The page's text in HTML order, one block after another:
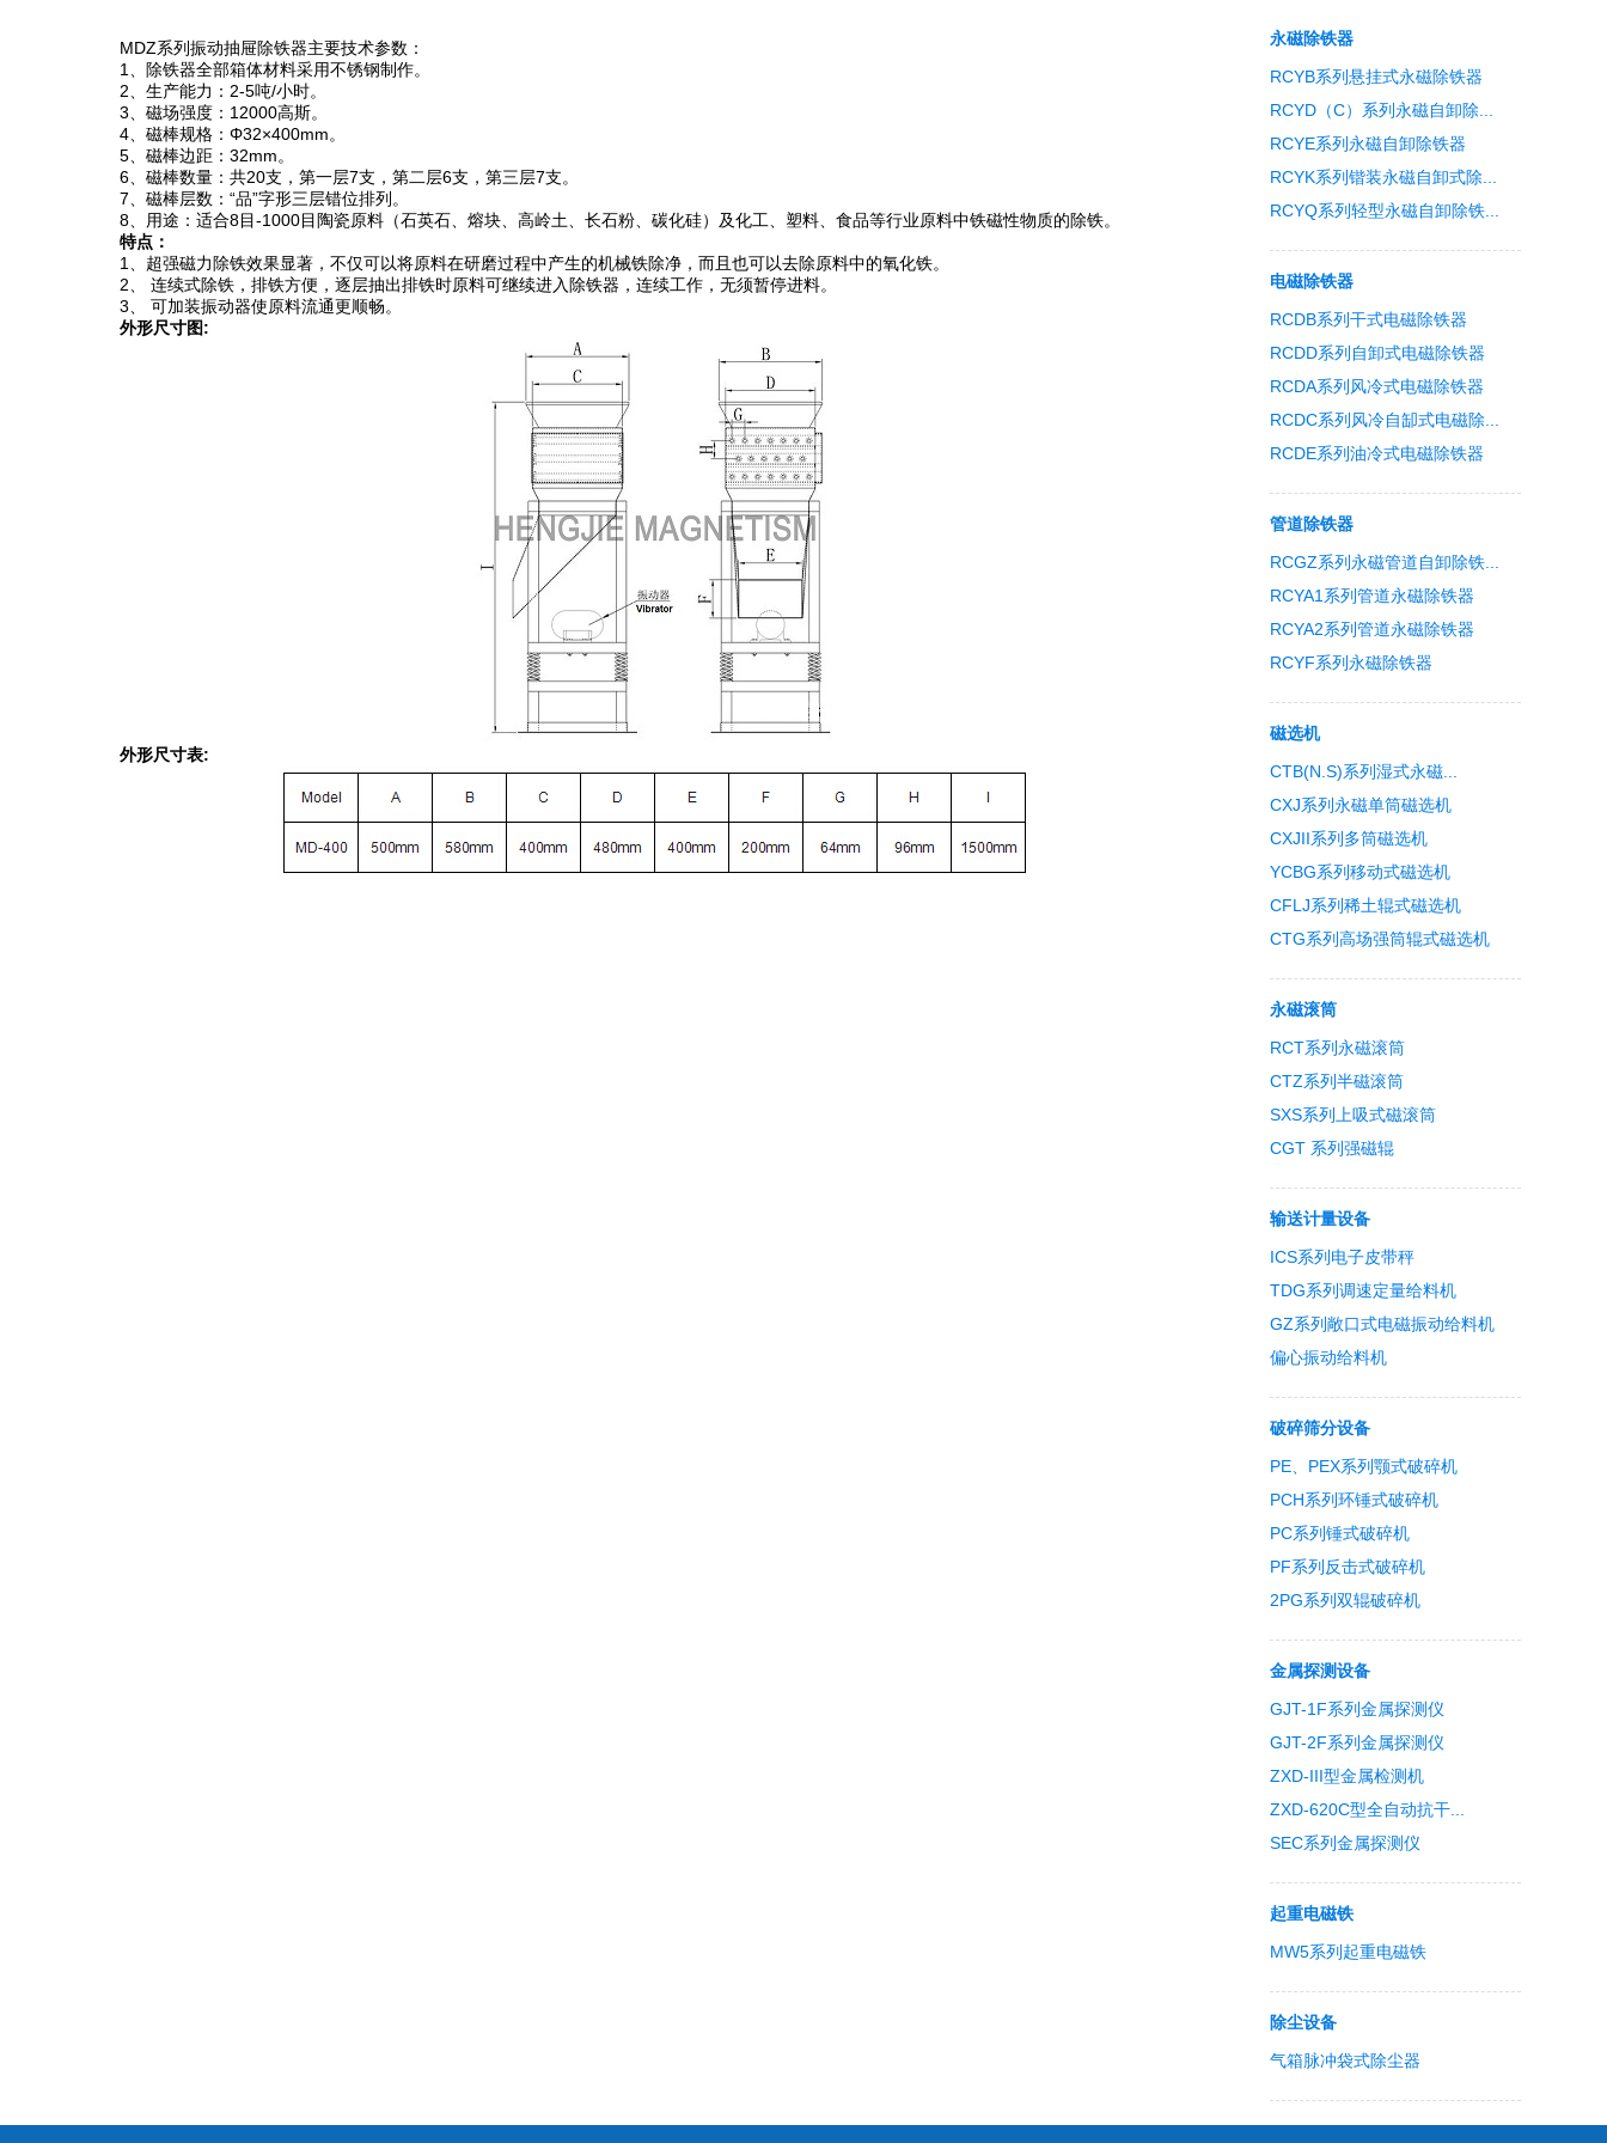
MDZ系列振动抽屉除铁器主要技术参数：
1、除铁器全部箱体材料采用不锈钢制作。
2、生产能力：2-5吨/小时。
3、磁场强度：12000高斯。
4、磁棒规格：Φ32×400mm。
5、磁棒边距：32mm。
6、磁棒数量：共20支，第一层7支，第二层6支，第三层7支。
7、磁棒层数：“品”字形三层错位排列。
8、用途：适合8目-1000目陶瓷原料（石英石、熔块、高岭土、长石粉、碳化硅）及化工、塑料、食品等行业原料中铁磁性物质的除铁。
特点：
1、超强磁力除铁效果显著，不仅可以将原料在研磨过程中产生的机械铁除净，而且也可以去除原料中的氧化铁。
2、 连续式除铁，排铁方便，逐层抽出排铁时原料可继续进入除铁器，连续工作，无须暂停进料。
3、 可加装振动器使原料流通更顺畅。
外形尺寸图:
外形尺寸表:
永磁除铁器
RCYB系列悬挂式永磁除铁器
RCYD（C）系列永磁自卸除...
RCYE系列永磁自卸除铁器
RCYK系列锴装永磁自卸式除...
RCYQ系列轻型永磁自卸除铁...
电磁除铁器
RCDB系列干式电磁除铁器
RCDD系列自卸式电磁除铁器
RCDA系列风冷式电磁除铁器
RCDC系列风冷自缷式电磁除...
RCDE系列油冷式电磁除铁器
管道除铁器
RCGZ系列永磁管道自卸除铁...
RCYA1系列管道永磁除铁器
RCYA2系列管道永磁除铁器
RCYF系列永磁除铁器
磁选机
CTB(N.S)系列湿式永磁...
CXJ系列永磁单筒磁选机
CXJII系列多筒磁选机
YCBG系列移动式磁选机
CFLJ系列稀土辊式磁选机
CTG系列高场强筒辊式磁选机
永磁滚筒
RCT系列永磁滚筒
CTZ系列半磁滚筒
SXS系列上吸式磁滚筒
CGT 系列强磁辊
输送计量设备
ICS系列电子皮带秤
TDG系列调速定量给料机
GZ系列敞口式电磁振动给料机
偏心振动给料机
破碎筛分设备
PE、PEX系列颚式破碎机
PCH系列环锤式破碎机
PC系列锤式破碎机
PF系列反击式破碎机
2PG系列双辊破碎机
金属探测设备
GJT-1F系列金属探测仪
GJT-2F系列金属探测仪
ZXD-III型金属检测机
ZXD-620C型全自动抗干...
SEC系列金属探测仪
起重电磁铁
MW5系列起重电磁铁
除尘设备
气箱脉冲袋式除尘器